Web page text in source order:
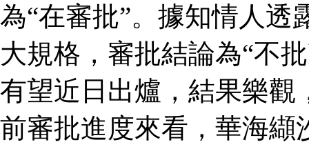
為“在審批”。據知情人透
大規格，審批結論為“不
有望近日出爐，結果樂
前審批進度來看，華海纈